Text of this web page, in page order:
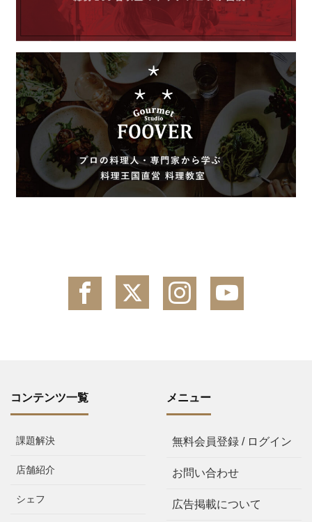
コンテンツ一覧
課題解決
店舗紹介
シェフ
メニュー
無料会員登録 / ログイン
お問い合わせ
広告掲載について